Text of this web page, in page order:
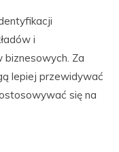
i
biznesowych. Za
lepiej przewidywać
się na